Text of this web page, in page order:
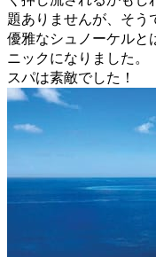
題ありませんが、そう
優雅なシュノーケルと
ニックになりました。
スパは素敵でした！